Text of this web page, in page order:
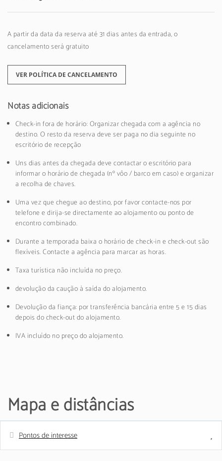
A partir da data da reserva até 31 dias antes da entrada, o
cancelamento será gratuito
VER POLÍTICA DE CANCELAMENTO
Notas adicionais
Check-in fora de horário: Organizar chegada com a agência no
destino. O resto da reserva deve ser paga no dia seguinte no
escritório de recepção
Uns dias antes da chegada deve contactar o escritório para
informar o horário de chegada (nº vôo / barco em caso) e organizar
a recolha de chaves.
Uma vez que chegue ao destino, por favor contacte-nos por
telefone e dirija-se directamente ao alojamento ou ponto de
encontro combinado.
Durante a temporada baixa o horário de check-in e check-out são
flexíveis. Contacte a agência para marcar as horas.
Taxa turística não incluída no preço.
devolução da caução à saída do alojamento.
Devolução da fiança: por transferência bancária entre 5 e 15 dias
depois do check-out do alojamento.
IVA incluído no preço do alojamento.
Mapa e distâncias
Pontos de interesse